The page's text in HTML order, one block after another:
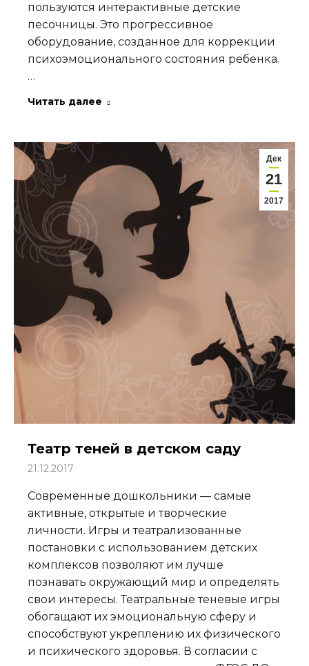
пользуются интерактивные детские
песочницы. Это прогрессивное
оборудование, созданное для коррекции
психоэмоционального состояния ребенка.
…
Читать далее
Дек
21
2017
Театр теней в детском саду
21.12.2017
Современные дошкольники — самые
активные, открытые и творческие
личности. Игры и театрализованные
постановки с использованием детских
комплексов позволяют им лучше
познавать окружающий мир и определять
свои интересы. Театральные теневые игры
обогащают их эмоциональную сферу и
способствуют укреплению их физического
и психического здоровья. В согласии с